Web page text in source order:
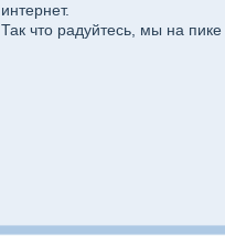
интернет.
Так что радуйтесь, мы на пике